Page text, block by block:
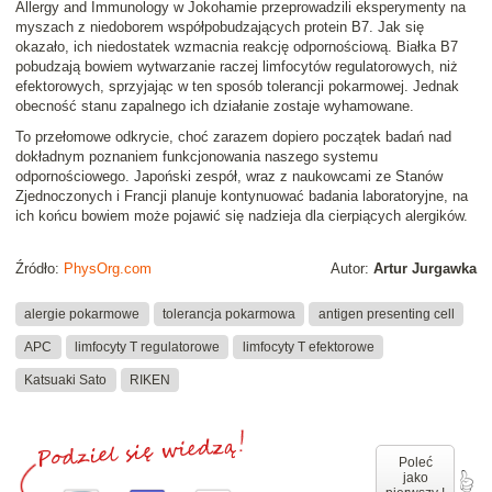
Allergy and Immunology w Jokohamie przeprowadzili eksperymenty na
myszach z niedoborem współpobudzających protein B7. Jak się
okazało, ich niedostatek wzmacnia reakcję odpornościową. Białka B7
pobudzają bowiem wytwarzanie raczej limfocytów regulatorowych, niż
efektorowych, sprzyjając w ten sposób tolerancji pokarmowej. Jednak
obecność stanu zapalnego ich działanie zostaje wyhamowane.
To przełomowe odkrycie, choć zarazem dopiero początek badań nad
dokładnym poznaniem funkcjonowania naszego systemu
odpornościowego. Japoński zespół, wraz z naukowcami ze Stanów
Zjednoczonych i Francji planuje kontynuować badania laboratoryjne, na
ich końcu bowiem może pojawić się nadzieja dla cierpiących alergików.
Autor: Artur Jurgawka
Źródło: PhysOrg.com
alergie pokarmowe tolerancja pokarmowa antigen presenting cell
APC limfocyty T regulatorowe limfocyty T efektorowe
Katsuaki Sato RIKEN
Poleć
jako